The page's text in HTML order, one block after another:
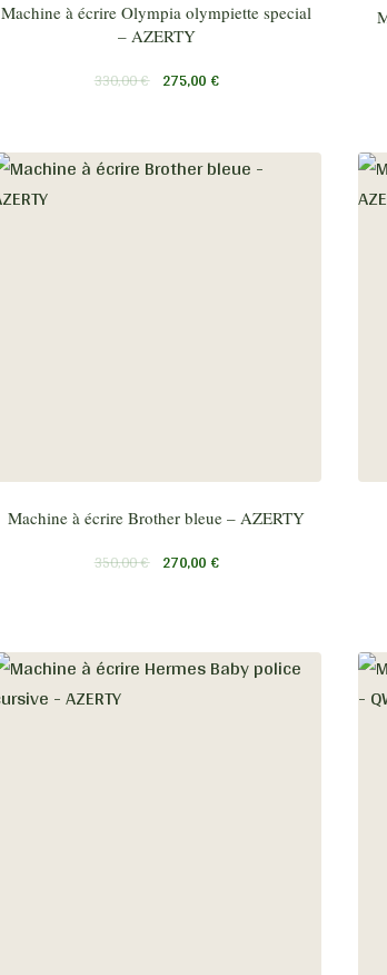
Machine à écrire Olympia olympiette special
– AZERTY
330,00€ 275,00 €
Machine à écrire Brother bleue – AZERTY
350,00€ 270,00 €